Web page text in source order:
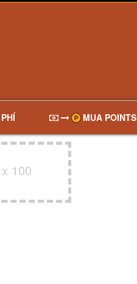
MUA POINTS
100